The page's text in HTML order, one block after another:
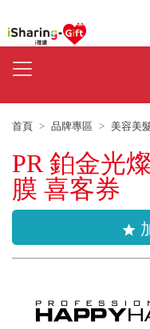
首頁 品牌專區 美容美
PR 鉑金光
膜 喜客券
star